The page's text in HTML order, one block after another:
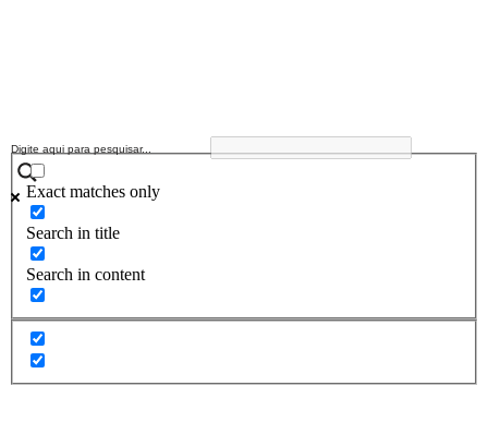
Exact matches only
Search in title
Search in content